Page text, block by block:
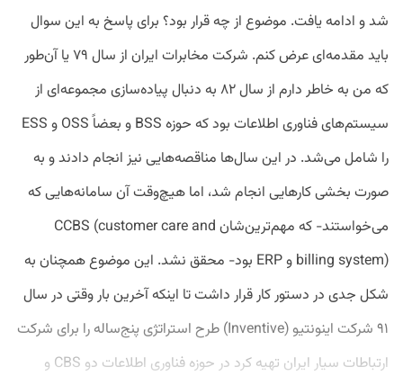
شد و ادامه یافت. موضوع از چه قرار بود؟ برای پاسخ به این سوال
باید مقدمه‌ای عرض کنم. شرکت مخابرات ایران از سال ۷۹ یا آن‌طور
که من به خاطر دارم از سال ۸۲ به دنبال پیاده‌سازی مجموعه‌ای از
سیستم‌های فناوری اطلاعات بود که حوزه BSS و بعضاً OSS و ESS
را شامل می‌شد. در این سال‌ها مناقصه‌هایی نیز انجام دادند و به
صورت بخشی کارهایی انجام شد، اما هیچ‌وقت آن سامانه‌هایی که
می‌خواستند- که مهم‌ترین‌شان CCBS (customer care and
billing system) و ERP بود- محقق نشد. این موضوع همچنان به
شکل جدی در دستور کار قرار داشت تا اینکه آخرین بار وقتی در سال
۹۱ شرکت اینونتیو (Inventive) طرح استراتژی پنج‌ساله را برای شرکت
ارتباطات سیار ایران تهیه کرد در حوزه فناوری اطلاعات دو CBS و